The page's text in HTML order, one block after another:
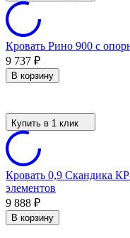
Кровать Рино 900 с
9 737 ₽
В корзину
Купить в 1 клик
Кровать 0,9 Скандика
элементов
9 888 ₽
В корзину